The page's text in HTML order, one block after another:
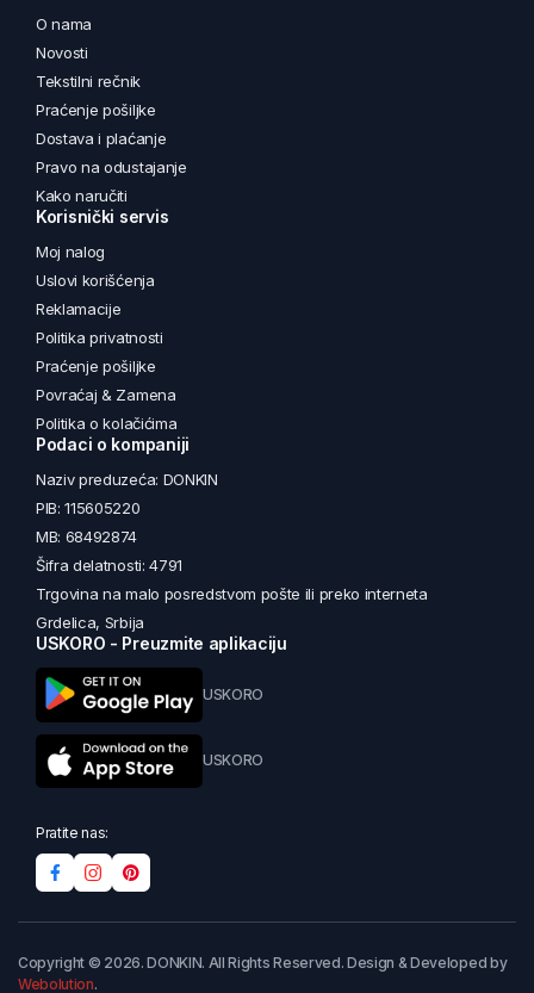
O nama
Novosti
Tekstilni rečnik
Praćenje pošiljke
Dostava i plaćanje
Pravo na odustajanje
Kako naručiti
Korisnički servis
Moj nalog
Uslovi korišćenja
Reklamacije
Politika privatnosti
Praćenje pošiljke
Povraćaj & Zamena
Politika o kolačićima
Podaci o kompaniji
Naziv preduzeća: DONKIN
PIB: 115605220
MB: 68492874
Šifra delatnosti: 4791
Trgovina na malo posredstvom pošte ili preko interneta
Grdelica, Srbija
USKORO - Preuzmite aplikaciju
USKORO
USKORO
Pratite nas:
Copyright © 2026. DONKIN. All Rights Reserved. Design & Developed by
Webolution.